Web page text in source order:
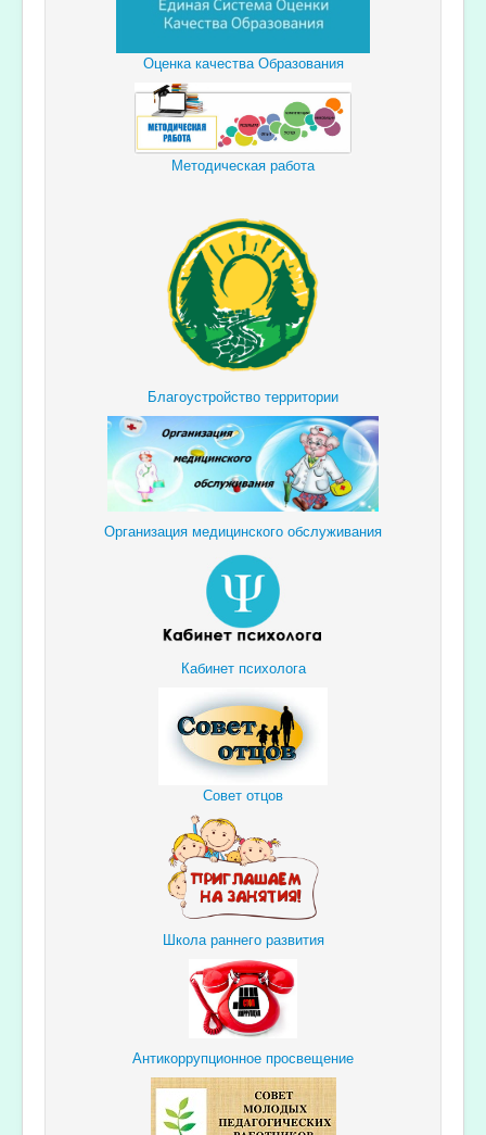
Оценка качества Образования
Методическая работа
Благоустройство территории
Организация медицинского обслуживания
Кабинет психолога
Совет отцов
Школа раннего развития
Антикоррупционное просвещение